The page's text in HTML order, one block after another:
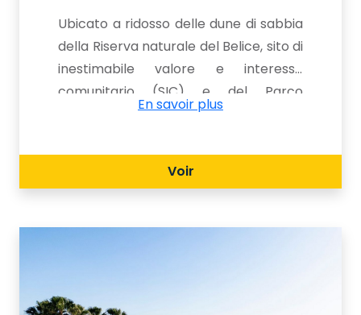
Ubicato a ridosso delle dune di sabbia
della Riserva naturale del Belice, sito di
inestimabile valore e interesse
comunitario (SIC) e del Parco
Archeologico di Selinunte, il più grande
conservano tutta la magnificenza
della storia siciliana e della
una spiaggia incontaminata, di sabbia
En savoir plus
Voir